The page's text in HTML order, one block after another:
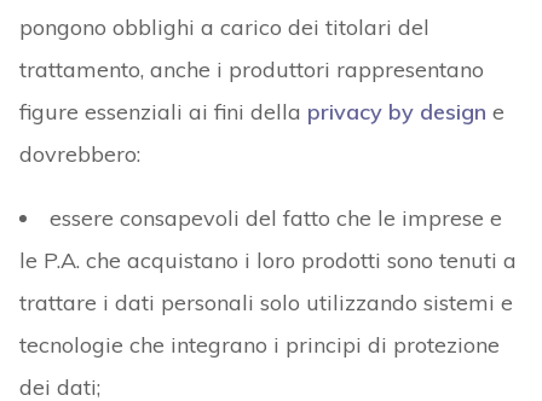
pongono obblighi a carico dei titolari del
trattamento, anche i produttori rappresentano
figure essenziali ai fini della privacy by design e
dovrebbero:
essere consapevoli del fatto che le imprese e
le P.A. che acquistano i loro prodotti sono tenuti a
trattare i dati personali solo utilizzando sistemi e
tecnologie che integrano i principi di protezione
dei dati;